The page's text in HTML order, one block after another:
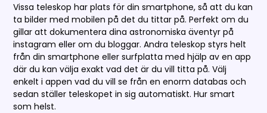
Vissa teleskop har plats för din smartphone, så att du kan
ta bilder med mobilen på det du tittar på. Perfekt om du
gillar att dokumentera dina astronomiska äventyr på
instagram eller om du bloggar. Andra teleskop styrs helt
från din smartphone eller surfplatta med hjälp av en app
där du kan välja exakt vad det är du vill titta på. Välj
enkelt i appen vad du vill se från en enorm databas och
sedan ställer teleskopet in sig automatiskt. Hur smart
som helst.